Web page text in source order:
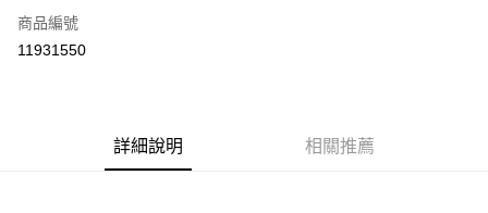
超商取貨付款
商品編號
11931550
詳細說明 相關推薦